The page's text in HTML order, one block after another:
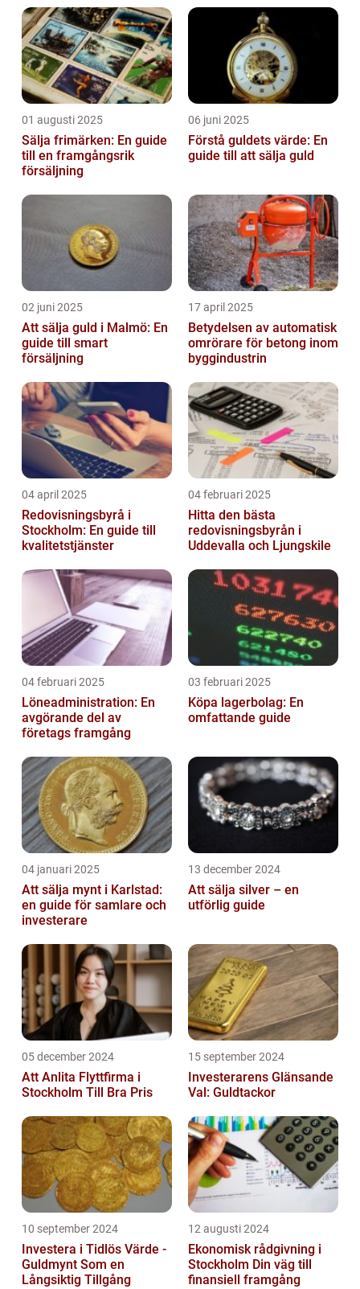
01 augusti 2025
Sälja frimärken: En guide
till en framgångsrik
försäljning
06 juni 2025
Förstå guldets värde: En
guide till att sälja guld
02 juni 2025
Att sälja guld i Malmö: En
guide till smart
försäljning
17 april 2025
Betydelsen av automatisk
omrörare för betong inom
byggindustrin
04 april 2025
Redovisningsbyrå i
Stockholm: En guide till
kvalitetstjänster
04 februari 2025
Hitta den bästa
redovisningsbyrån i
Uddevalla och Ljungskile
04 februari 2025
Löneadministration: En
avgörande del av
företags framgång
03 februari 2025
Köpa lagerbolag: En
omfattande guide
04 januari 2025
Att sälja mynt i Karlstad:
en guide för samlare och
investerare
13 december 2024
Att sälja silver – en
utförlig guide
05 december 2024
Att Anlita Flyttfirma i
Stockholm Till Bra Pris
15 september 2024
Investerarens Glänsande
Val: Guldtackor
10 september 2024
Investera i Tidlös Värde -
Guldmynt Som en
Långsiktig Tillgång
12 augusti 2024
Ekonomisk rådgivning i
Stockholm Din väg till
finansiell framgång